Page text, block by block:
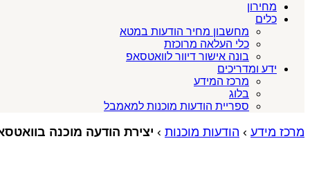
מחירון
כלים
מחשבון מחיר הודעות במטא
כלי העלאה מרוכזת
בונה אישור דיוור לוואטסאפ
ידע ומדריכים
מרכז המידע
בלוג
ספריית הודעות מוכנות למאמבל
מרכז מידע › הודעות מוכנות › יצירת הודעה מוכנה